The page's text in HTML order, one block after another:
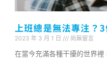
上班總是無法專注？
2023 年 3 月 1 日 尚無留言
在當今充滿各種干擾的世界